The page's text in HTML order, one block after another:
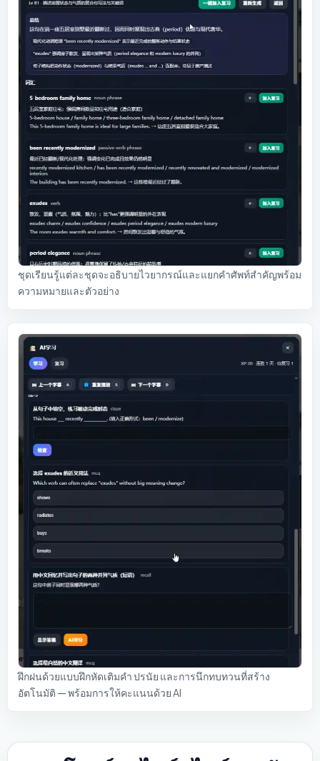
ชุดเรียนรู้แต่ละชุดจะอธิบายไวยากรณ์และแยกคำศัพท์สำคัญพร้อม
ความหมายและตัวอย่าง
ฝึกฝนด้วยแบบฝึกหัดเติมคำ ปรนัย และการนึกทบทวนที่สร้าง
อัตโนมัติ — พร้อมการให้คะแนนด้วย AI